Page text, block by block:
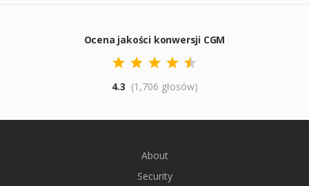
Ocena jakości konwersji CGM
4.3 (1,706 głosów)
About
Security